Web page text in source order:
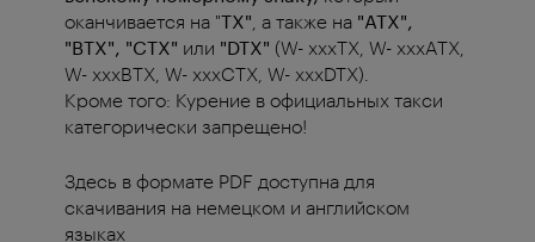
оканчивается на "TX" , а также на "ATX",
"BTX", "CTX" или "DTX" (W- xxxTX, W- xxxATX,
W- xxxBTX, W- xxxCTX, W- xxxDTX).
Кроме того: Курение в официальных такси
категорически запрещено!
Здесь в формате PDF доступна для
скачивания на немецком и английском
языках